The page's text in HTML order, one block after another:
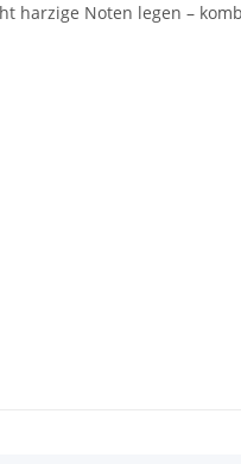
harzige Noten legen –